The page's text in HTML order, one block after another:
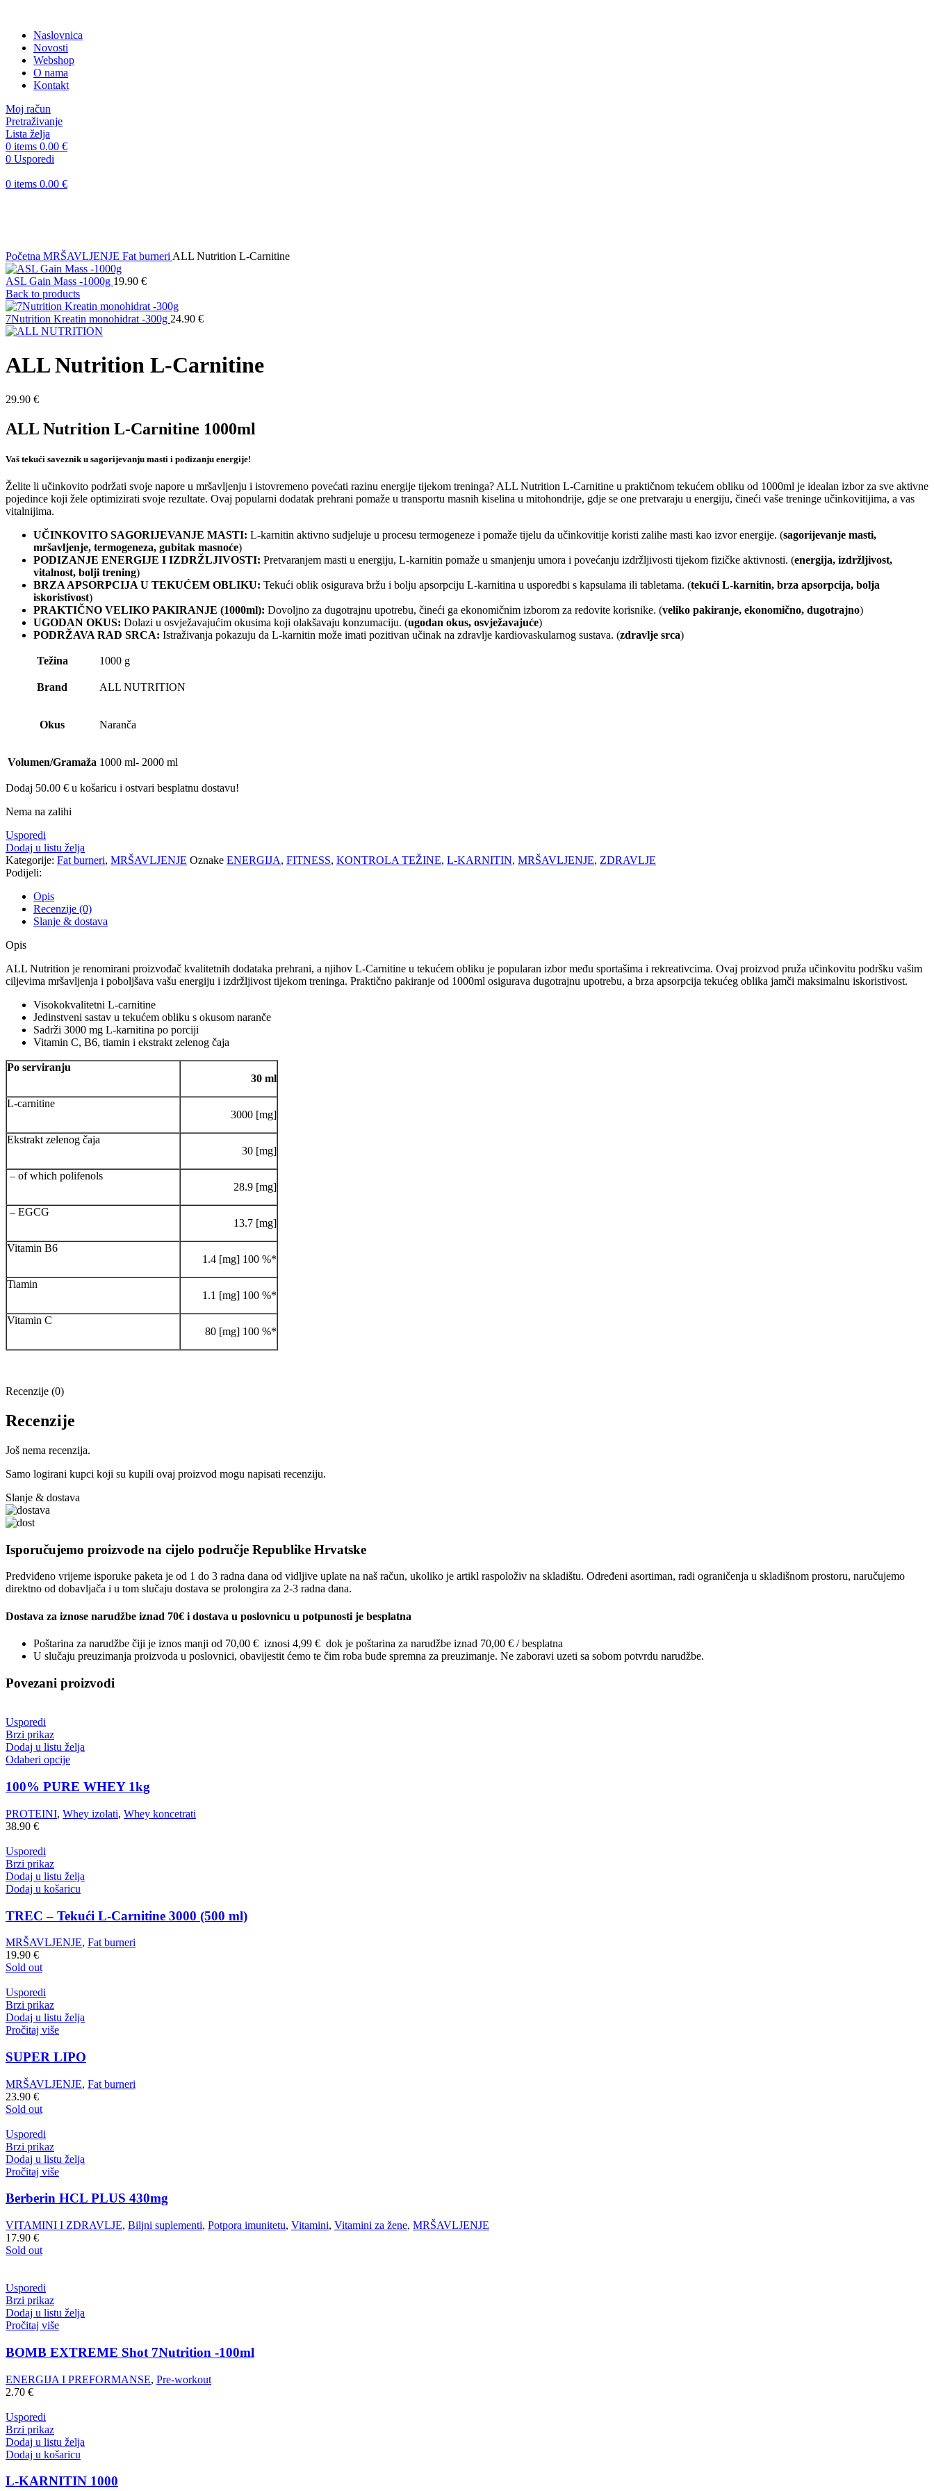
Naslovnica
Novosti
Webshop
O nama
Kontakt
Moj račun
Pretraživanje
Lista želja
0 items 0.00 €
0 Usporedi
0 items 0.00 €
Početna MRŠAVLJENJE Fat burneri ALL Nutrition L-Carnitine
ASL Gain Mass -1000g 19.90 €
Back to products
7Nutrition Kreatin monohidrat -300g 24.90 €
ALL Nutrition L-Carnitine
29.90 €
ALL Nutrition L-Carnitine 1000ml
Vaš tekući saveznik u sagorijevanju masti i podizanju energije!
Želite li učinkovito podržati svoje napore u mršavljenju i istovremeno povećati razinu energije tijekom treninga? ALL Nutrition L-Carnitine u praktičnom tekućem obliku od 1000ml je idealan izbor za sve aktivne
pojedince koji žele optimizirati svoje rezultate. Ovaj popularni dodatak prehrani pomaže u transportu masnih kiselina u mitohondrije, gdje se one pretvaraju u energiju, čineći vaše treninge učinkovitijima, a vas
vitalnijima.
UČINKOVITO SAGORIJEVANJE MASTI: L-karnitin aktivno sudjeluje u procesu termogeneze i pomaže tijelu da učinkovitije koristi zalihe masti kao izvor energije. (sagorijevanje masti,
mršavljenje, termogeneza, gubitak masnoće)
PODIZANJE ENERGIJE I IZDRŽLJIVOSTI: Pretvaranjem masti u energiju, L-karnitin pomaže u smanjenju umora i povećanju izdržljivosti tijekom fizičke aktivnosti. (energija, izdržljivost,
vitalnost, bolji trening)
BRZA APSORPCIJA U TEKUĆEM OBLIKU: Tekući oblik osigurava bržu i bolju apsorpciju L-karnitina u usporedbi s kapsulama ili tabletama. (tekući L-karnitin, brza apsorpcija, bolja
iskoristivost)
PRAKTIČNO VELIKO PAKIRANJE (1000ml): Dovoljno za dugotrajnu upotrebu, čineći ga ekonomičnim izborom za redovite korisnike. (veliko pakiranje, ekonomično, dugotrajno)
UGODAN OKUS: Dolazi u osvježavajućim okusima koji olakšavaju konzumaciju. (ugodan okus, osvježavajuće)
PODRŽAVA RAD SRCA: Istraživanja pokazuju da L-karnitin može imati pozitivan učinak na zdravlje kardiovaskularnog sustava. (zdravlje srca)
Težina 1000 g
Brand ALL NUTRITION
Okus Naranča
Volumen/Gramaža 1000 ml- 2000 ml
Dodaj 50.00 € u košaricu i ostvari besplatnu dostavu!
Nema na zalihi
Usporedi
Dodaj u listu želja
Kategorije: Fat burneri, MRŠAVLJENJE Oznake ENERGIJA, FITNESS, KONTROLA TEŽINE, L-KARNITIN, MRŠAVLJENJE, ZDRAVLJE
Podijeli:
Opis
Recenzije (0)
Slanje & dostava
Opis
ALL Nutrition je renomirani proizvođač kvalitetnih dodataka prehrani, a njihov L-Carnitine u tekućem obliku je popularan izbor među sportašima i rekreativcima. Ovaj proizvod pruža učinkovitu podršku vašim
ciljevima mršavljenja i poboljšava vašu energiju i izdržljivost tijekom treninga. Praktično pakiranje od 1000ml osigurava dugotrajnu upotrebu, a brza apsorpcija tekućeg oblika jamči maksimalnu iskoristivost.
Visokokvalitetni L-carnitine
Jedinstveni sastav u tekućem obliku s okusom naranče
Sadrži 3000 mg L-karnitina po porciji
Vitamin C, B6, tiamin i ekstrakt zelenog čaja
Po serviranju
30 ml
L-carnitine
3000 [mg]
Ekstrakt zelenog čaja
30 [mg]
– of which polifenols
28.9 [mg]
– EGCG
13.7 [mg]
Vitamin B6
1.4 [mg] 100 %*
Tiamin
1.1 [mg] 100 %*
Vitamin C
80 [mg] 100 %*
Recenzije (0)
Recenzije
Još nema recenzija.
Samo logirani kupci koji su kupili ovaj proizvod mogu napisati recenziju.
Slanje & dostava
Isporučujemo proizvode na cijelo područje Republike Hrvatske
Predviđeno vrijeme isporuke paketa je od 1 do 3 radna dana od vidljive uplate na naš račun, ukoliko je artikl raspoloživ na skladištu. Određeni asortiman, radi ograničenja u skladišnom prostoru, naručujemo
direktno od dobavljača i u tom slučaju dostava se prolongira za 2-3 radna dana.
Dostava za iznose narudžbe iznad 70€ i dostava u poslovnicu u potpunosti je besplatna
Poštarina za narudžbe čiji je iznos manji od 70,00 € iznosi 4,99 € dok je poštarina za narudžbe iznad 70,00 € / besplatna
U slučaju preuzimanja proizvoda u poslovnici, obavijestit ćemo te čim roba bude spremna za preuzimanje. Ne zaboravi uzeti sa sobom potvrdu narudžbe.
Povezani proizvodi
Usporedi
Brzi prikaz
Dodaj u listu želja
Odaberi opcije
100% PURE WHEY 1kg
PROTEINI, Whey izolati, Whey koncetrati
38.90 €
Usporedi
Brzi prikaz
Dodaj u listu želja
Dodaj u košaricu
TREC – Tekući L-Carnitine 3000 (500 ml)
MRŠAVLJENJE, Fat burneri
19.90 €
Sold out
Usporedi
Brzi prikaz
Dodaj u listu želja
Pročitaj više
SUPER LIPO
MRŠAVLJENJE, Fat burneri
23.90 €
Sold out
Usporedi
Brzi prikaz
Dodaj u listu želja
Pročitaj više
Berberin HCL PLUS 430mg
VITAMINI I ZDRAVLJE, Biljni suplementi, Potpora imunitetu, Vitamini, Vitamini za žene, MRŠAVLJENJE
17.90 €
Sold out
Usporedi
Brzi prikaz
Dodaj u listu želja
Pročitaj više
BOMB EXTREME Shot 7Nutrition -100ml
ENERGIJA I PREFORMANSE, Pre-workout
2.70 €
Usporedi
Brzi prikaz
Dodaj u listu želja
Dodaj u košaricu
L-KARNITIN 1000